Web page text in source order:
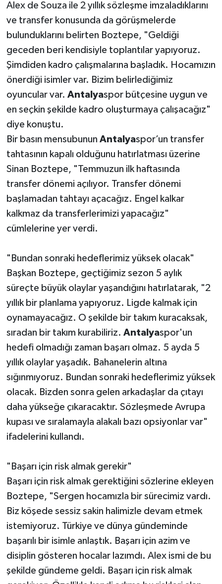
Alex de Souza ile 2 yıllık sözleşme imzaladıklarını
ve transfer konusunda da görüşmelerde
bulunduklarını belirten Boztepe, "Geldiği
geceden beri kendisiyle toplantılar yapıyoruz.
Şimdiden kadro çalışmalarına başladık. Hocamızın
önerdiği isimler var. Bizim belirlediğimiz
oyuncular var. Antalyaspor bütçesine uygun ve
en seçkin şekilde kadro oluşturmaya çalışacağız"
diye konuştu.
Bir basın mensubunun Antalyaspor’un transfer
tahtasının kapalı olduğunu hatırlatması üzerine
Sinan Boztepe, "Temmuzun ilk haftasında
transfer dönemi açılıyor. Transfer dönemi
başlamadan tahtayı açacağız. Engel kalkar
kalkmaz da transferlerimizi yapacağız"
cümlelerine yer verdi.
"Bundan sonraki hedeflerimiz yüksek olacak"
Başkan Boztepe, geçtiğimiz sezon 5 aylık
süreçte büyük olaylar yaşandığını hatırlatarak, "2
yıllık bir planlama yapıyoruz. Ligde kalmak için
oynamayacağız. O şekilde bir takım kuracaksak,
sıradan bir takım kurabiliriz. Antalyaspor'un
hedefi olmadığı zaman başarı olmaz. 5 ayda 5
yıllık olaylar yaşadık. Bahanelerin altına
sığınmıyoruz. Bundan sonraki hedeflerimiz yüksek
olacak. Bizden sonra gelen arkadaşlar da çıtayı
daha yükseğe çıkaracaktır. Sözleşmede Avrupa
kupası ve sıralamayla alakalı bazı opsiyonlar var"
ifadelerini kullandı.
"Başarı için risk almak gerekir"
Başarı için risk almak gerektiğini sözlerine ekleyen
Boztepe, "Sergen hocamızla bir sürecimiz vardı.
Biz köşede sessiz sakin halimizle devam etmek
istemiyoruz. Türkiye ve dünya gündeminde
başarılı bir isimle anlaştık. Başarı için azim ve
disiplin gösteren hocalar lazımdı. Alex ismi de bu
şekilde gündeme geldi. Başarı için risk almak